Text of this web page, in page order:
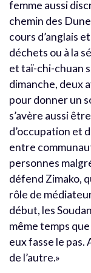
femme aussi
chemin des
cours d’anglais
déchets ou à la
et taï-chi-chuan
dimanche, deux
pour donner un
s’avère aussi
d’occupation et
entre
personnes
défend Zimako,
rôle de
début, les
même temps
eux fasse le pas.
de l’autre.»